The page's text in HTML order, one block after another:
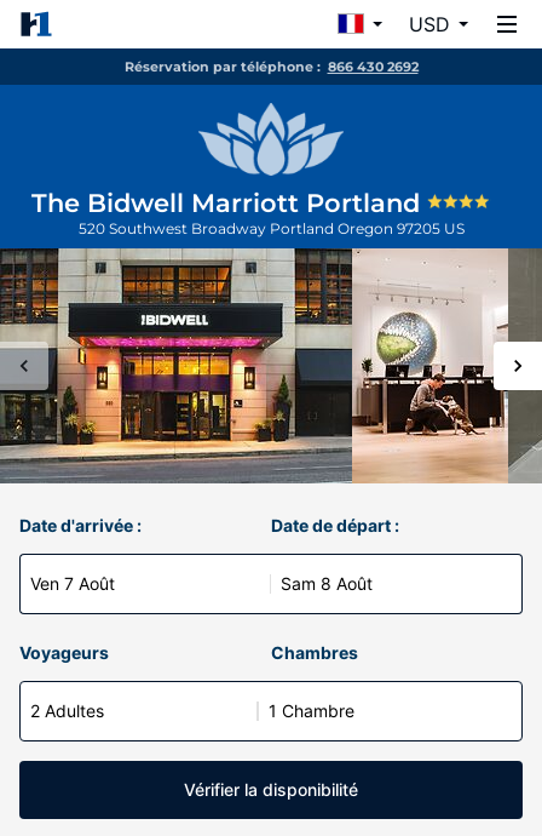
USD
Réservation par téléphone : 866 430 2692
The Bidwell Marriott Portland
520 Southwest Broadway Portland Oregon 97205 US
Date d'arrivée :
Ven 7 Août
Date de départ :
Sam 8 Août
Voyageurs Chambres
2 Adultes 1 Chambre
Vérifier la disponibilité